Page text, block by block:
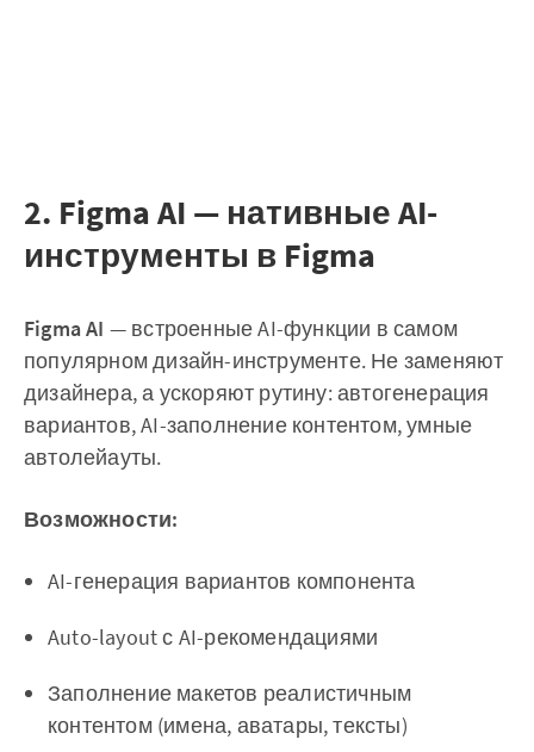
2. Figma AI — нативные AI-
инструменты в Figma
Figma AI — встроенные AI-функции в самом
популярном дизайн-инструменте. Не заменяют
дизайнера, а ускоряют рутину: автогенерация
вариантов, AI-заполнение контентом, умные
автолейауты.
Возможности:
AI-генерация вариантов компонента
Auto-layout с AI-рекомендациями
Заполнение макетов реалистичным
контентом (имена, аватары, тексты)